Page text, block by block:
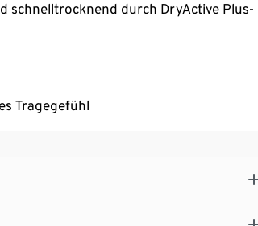
durch DryActive Plus-
Tragegefühl